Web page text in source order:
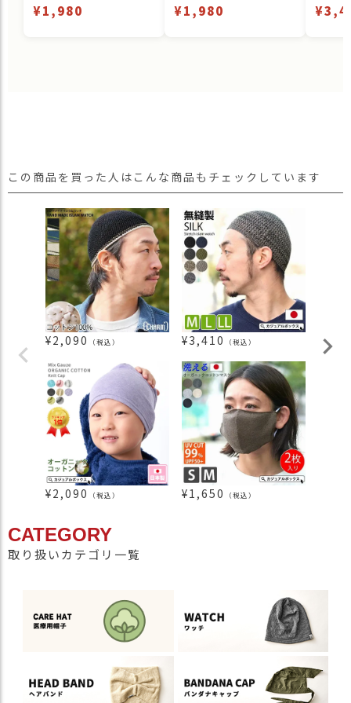
¥1,980 ¥1,980
この商品を買った人はこんな商品もチェックしています
¥2,090 （税込） ¥3,410 （税込） ¥
¥2,090 （税込） ¥1,650 （税込）
CATEGORY
取り扱いカテゴリ一覧